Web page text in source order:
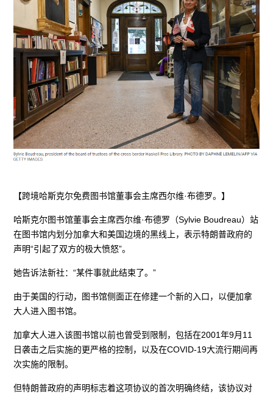
【跨境哈斯克尔免费图书馆董事会主席西尔维·布德罗。】
哈斯克尔图书馆董事会主席西尔维·布德罗（Sylvie Boudreau）站
在图书馆内划分加拿大和美国边境的黑线上，表示特朗普政府的
声明“引起了双方的极大愤怒”。
她告诉法新社：“某件事就此结束了。”
由于美国的行动，图书馆侧面正在修建一个新的入口，以便加拿
大人进入图书馆。
加拿大人进入该图书馆以前也曾受到限制，包括在2001年9月11
日袭击之后实施的更严格的控制，以及在COVID-19大流行期间再
次实施的限制。
但特朗普政府的声明标志着这项协议的首次明确终结，该协议对